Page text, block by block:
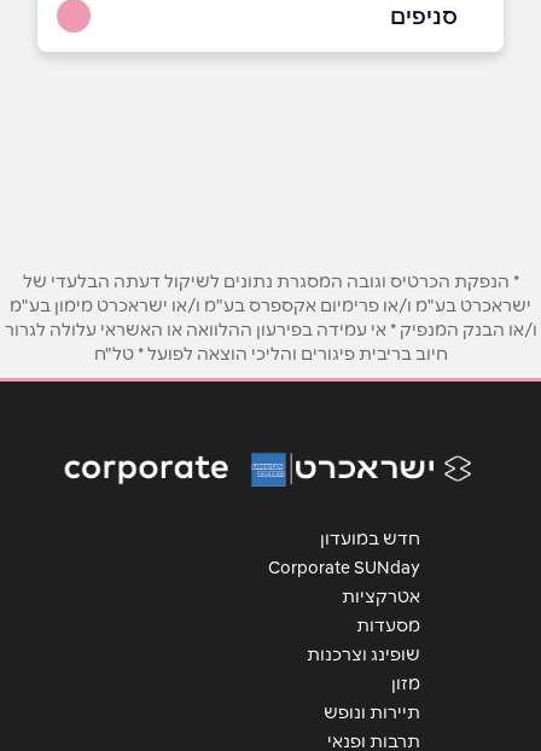
באתר בפייסבוק באינסטגרם
אימייל*
אנא חזרו אלי בקשר ל...
סניפים
* הנפקת הכרטיס וגובה המסגרת נתונים לשיקול דעתה הבלעדי של
ישראכרט בע"מ ו/או פרימיום אקספרס בע"מ ו/או ישראכרט מימון בע"מ
ו/או הבנק המנפיק * אי עמידה בפירעון ההלוואה או האשראי עלולה לגרור
חיוב בריבית פיגורים והליכי הוצאה לפועל * טל"ח
חדש במועדון
Corporate SUNday
אטרקציות
מסעדות
שופינג וצרכנות
מזון
תיירות ונופש
תרבות ופנאי